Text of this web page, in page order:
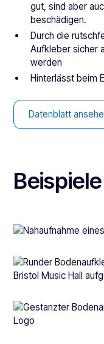
gut, sind aber
beschädigen.
Durch die
Aufkleber sicher
werden
Hinterlässt beim
Datenblatt